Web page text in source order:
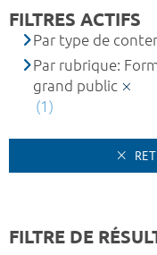
FILTRES ACTIFS
Par type de
Par rubrique:
grand public
(1)
FILTRE DE